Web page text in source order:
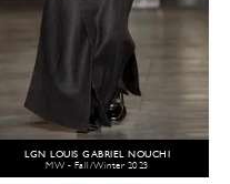
LGN LOUIS GABRIEL NOUCHI
MW - Fall/Winter 2023